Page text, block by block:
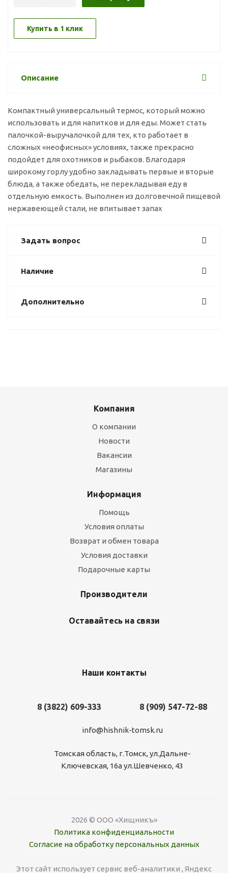
Купить в 1 клик
Описание
Компактный универсальный термос, который можно
использовать и для напитков и для еды. Может стать
палочкой-выручалочкой для тех, кто работает в
сложных «неофисных» условиях, также прекрасно
подойдет для охотников и рыбаков. Благодаря
широкому горлу удобно закладывать первые и вторые
блюда, а также обедать, не перекладывая еду в
отдельную емкость. Выполнен из долговечной пищевой
нержавеющей стали, не впитывает запах
Задать вопрос
Наличие
Дополнительно
Компания
О компании
Новости
Вакансии
Магазины
Информация
Помощь
Условия оплаты
Возврат и обмен товара
Условия доставки
Подарочные карты
Производители
Оставайтесь на связи
Наши контакты
8 (3822) 609-333 8 (909) 547-72-88
info@hishnik-tomsk.ru
Томская область, г.Томск, ул.Дальне-
Ключевская, 16а ул.Шевченко, 43
2026 © ООО «Хищникъ»
Политика конфиденциальности
Согласие на обработку персональных данных
Этот сайт использует сервис веб-аналитики , Яндекс